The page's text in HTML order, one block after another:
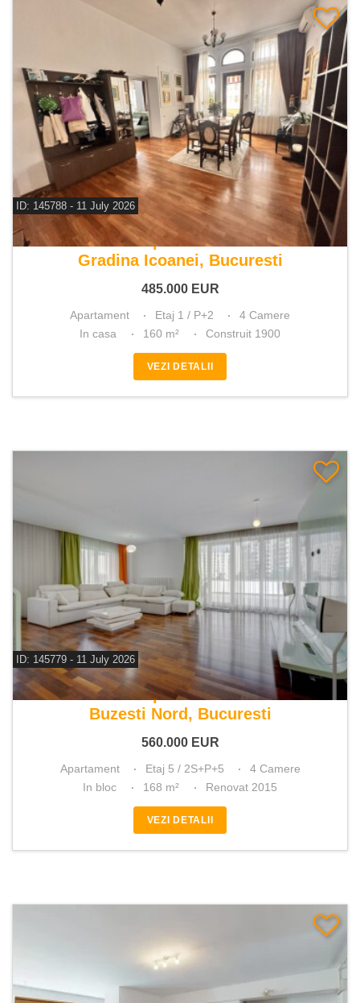
ID: 145788 - 11 July 2026
De vanzare apartament 4 camere
Gradina Icoanei, Bucuresti
485.000 EUR
Apartament Etaj 1 / P+2
4 Camere
In casa
160 m² Construit 1900
VEZI DETALII
ID: 145779 - 11 July 2026
De vanzare apartament 4 camere
Buzesti Nord, Bucuresti
560.000 EUR
Apartament Etaj 5 / 2S+P+5
4 Camere
In bloc
168 m² Renovat 2015
VEZI DETALII